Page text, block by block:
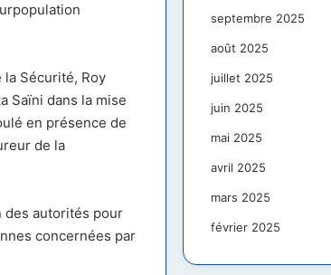
Sécurité, Roy
Saïni dans la mise
en présence de
de la
des autorités pour
concernées par
septembre 2025
août 2025
juillet 2025
juin 2025
mai 2025
avril 2025
mars 2025
février 2025